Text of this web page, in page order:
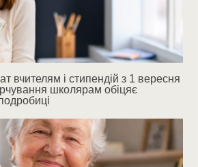
вчителям і стипендій з 1 вересня
школярам обіцяє